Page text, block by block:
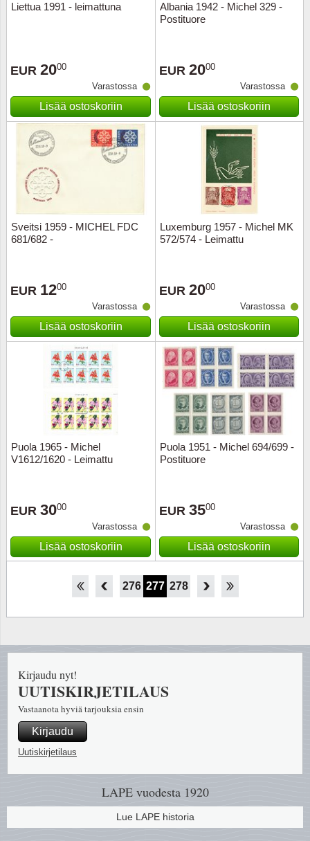
Liettua 1991 - leimattuna
EUR 2000
Varastossa
Lisää ostoskoriin
Albania 1942 - Michel 329 -
Postituore
EUR 2000
Varastossa
Lisää ostoskoriin
Sveitsi 1959 - MICHEL FDC
681/682 -
EUR 1200
Varastossa
Lisää ostoskoriin
Luxemburg 1957 - Michel MK
572/574 - Leimattu
EUR 2000
Varastossa
Lisää ostoskoriin
Puola 1965 - Michel
V1612/1620 - Leimattu
EUR 3000
Varastossa
Lisää ostoskoriin
Puola 1951 - Michel 694/699 -
Postituore
EUR 3500
Varastossa
Lisää ostoskoriin
274 275 276 277 278 279 280
LAPE vuodesta 1920
Lue LAPE historia
Kirjaudu nyt!
UUTISKIRJETILAUS
Vastaanota hyviä tarjouksia ensin
Kirjaudu
Uutiskirjetilaus